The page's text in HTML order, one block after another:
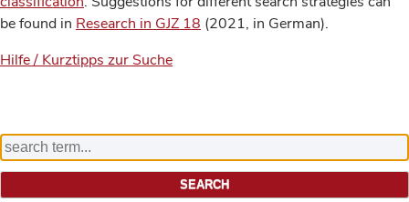
be found in Research in GJZ 18 (2021, in German).
Hilfe / Kurztipps zur Suche